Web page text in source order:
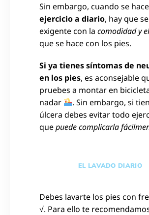
Sin embargo, cuando se hace
ejercicio a diario, hay que
exigente con la comodidad y
que se hace con los pies.
Si ya tienes síntomas de
en los pies, es aconsejable
pruebes a montar en
nadar
. Sin embargo, si
úlcera debes evitar todo
quepuede complicarla
EL LAVADO DIARIO
Debes lavarte los pies con
√. Para ello te